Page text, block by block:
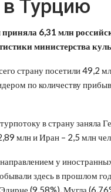
Турцию
6,31 млн
министерства
страну посетили 49,2
по количеству
в страну заняла
млн и Иран – 2,5 млн
у
здесь в прошлом
(9,58%), Мугла